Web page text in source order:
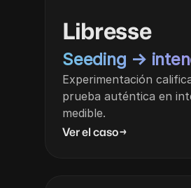
Libresse
Seeding →
Experimentación
prueba auténtica en
medible.
Ver el caso→